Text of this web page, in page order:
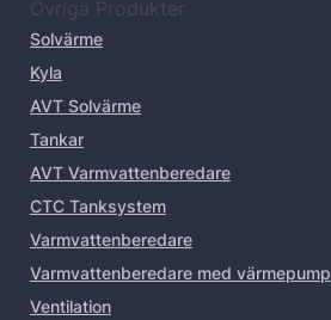
Övriga Produkter
Solvärme
Kyla
AVT Solvärme
Tankar
AVT Varmvattenberedare
CTC Tanksystem
Varmvattenberedare
Varmvattenberedare med värmepump
Ventilation